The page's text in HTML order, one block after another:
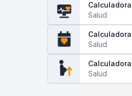
Salud
Salud
durante el
Salud